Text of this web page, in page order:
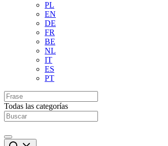
PL
EN
DE
FR
BE
NL
IT
ES
PT
Todas las categorías